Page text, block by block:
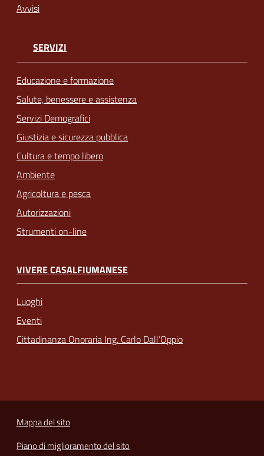
Avvisi
SERVIZI
Educazione e formazione
Salute, benessere e assistenza
Servizi Demografici
Giustizia e sicurezza pubblica
Cultura e tempo libero
Ambiente
Agricoltura e pesca
Autorizzazioni
Strumenti on-line
VIVERE CASALFIUMANESE
Luoghi
Eventi
Cittadinanza Onoraria Ing. Carlo Dall’Oppio
Mappa del sito
Piano di miglioramento del sito